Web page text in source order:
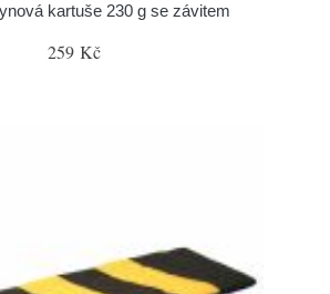
kartuše 230 g se závitem
259 Kč